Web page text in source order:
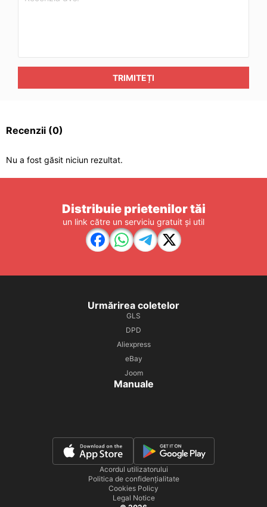
TRIMITEȚI
Recenzii (0)
Nu a fost găsit niciun rezultat.
Distribuie prietenilor tăi
un link către un serviciu gratuit și util
Urmărirea coletelor
GLS
DPD
Aliexpress
eBay
Joom
Manuale
Acordul utilizatorului
Politica de confidențialitate
Cookies Policy
Legal Notice